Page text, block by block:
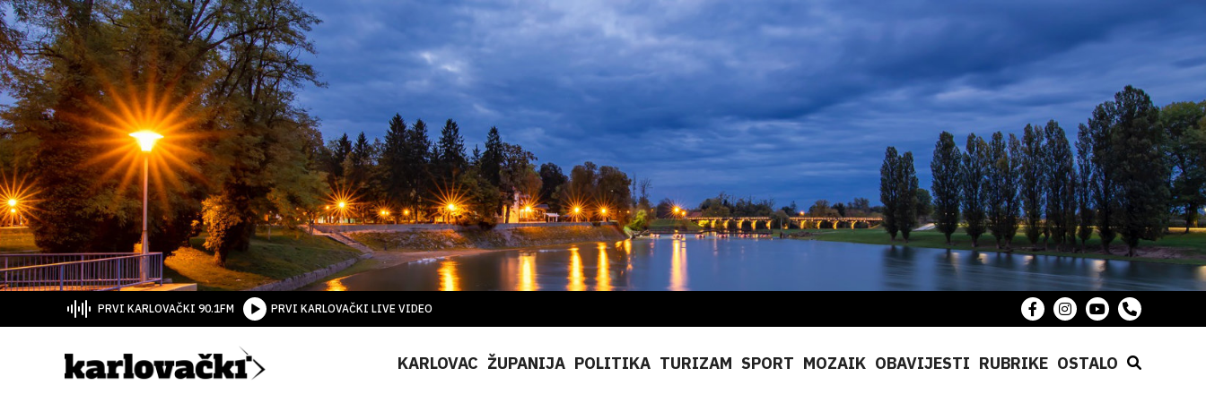
PRVI KARLOVAČKI 90.1FM PRVI KARLOVAČKI LIVE VIDEO
KARLOVAC ŽUPANIJA POLITIKA TURIZAM SPORT MOZAIK OBAVIJESTI RUBRIKE OSTALO